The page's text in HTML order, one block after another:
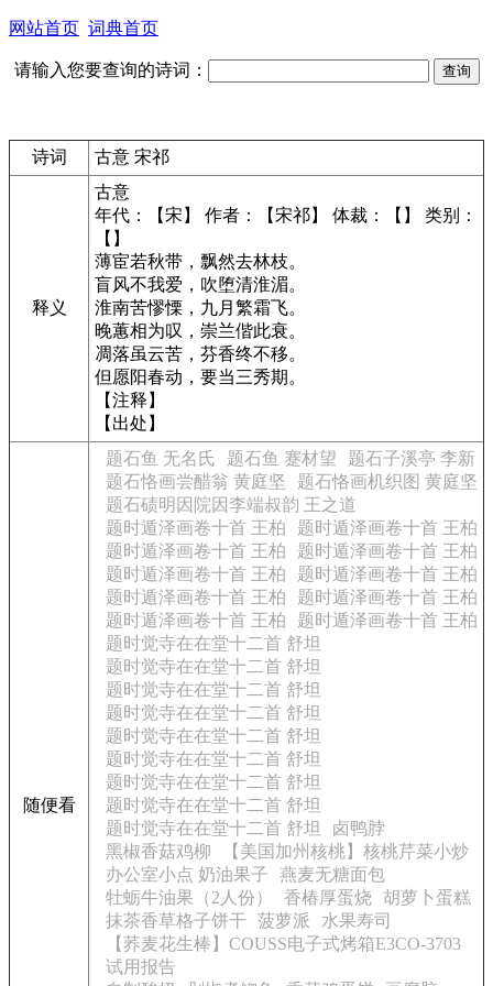
网站首页 词典首页
请输入您要查询的诗词：
诗词 古意 宋祁
释义
古意
年代：【宋】 作者：【宋祁】 体裁：【】 类别：
【】
薄宦若秋带，飘然去林枝。
盲风不我爱，吹堕清淮湄。
淮南苦憀慄，九月繁霜飞。
晚蕙相为叹，崇兰偕此衰。
凋落虽云苦，芬香终不移。
但愿阳春动，要当三秀期。
【注释】
【出处】
随便看
题石鱼 无名氏 题石鱼 蹇材望
题石子溪亭 李新
题石恪画尝醋翁 黄庭坚
题石恪画机织图 黄庭坚
题石碛明因院因李端叔韵 王之道
题时遁泽画卷十首 王柏
题时遁泽画卷十首 王柏
题时遁泽画卷十首 王柏
题时遁泽画卷十首 王柏
题时遁泽画卷十首 王柏
题时遁泽画卷十首 王柏
题时遁泽画卷十首 王柏
题时遁泽画卷十首 王柏
题时遁泽画卷十首 王柏
题时遁泽画卷十首 王柏
题时觉寺在在堂十二首 舒坦
题时觉寺在在堂十二首 舒坦
题时觉寺在在堂十二首 舒坦
题时觉寺在在堂十二首 舒坦
题时觉寺在在堂十二首 舒坦
题时觉寺在在堂十二首 舒坦
题时觉寺在在堂十二首 舒坦
题时觉寺在在堂十二首 舒坦
题时觉寺在在堂十二首 舒坦
卤鸭脖
黑椒香菇鸡柳
【美国加州核桃】核桃芹菜小炒
办公室小点 奶油果子
燕麦无糖面包
牡蛎牛油果（2人份）
香椿厚蛋烧
胡萝卜蛋糕
抹茶香草格子饼干 菠萝派
水果寿司
【荞麦花生棒】COUSS电子式烤箱E3CO-3703
试用报告